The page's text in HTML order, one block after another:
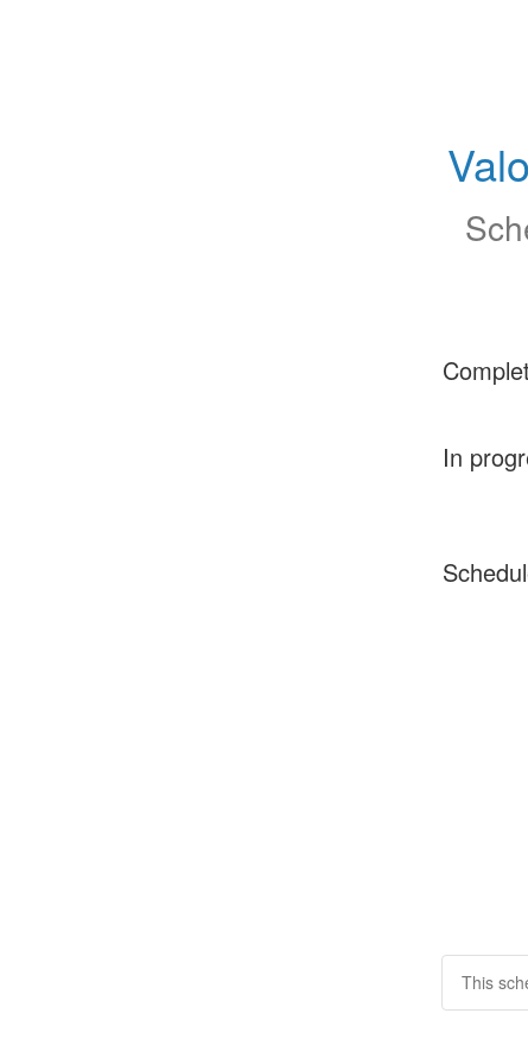
In
This